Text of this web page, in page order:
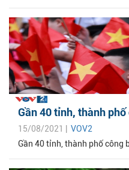
Gần 40 tỉnh, thành
15/08/2021 | VOV2
Gần 40 tỉnh, thành phố công